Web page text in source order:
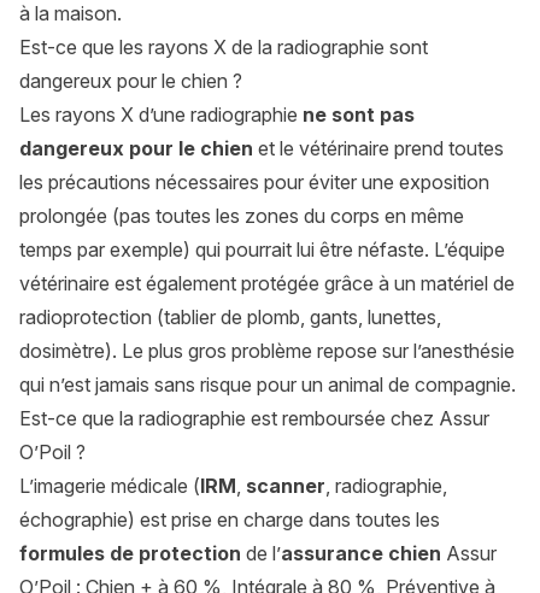
à la maison.
Est-ce que les rayons X de la radiographie sont
dangereux pour le chien ?
Les rayons X d’une radiographie ne sont pas
dangereux pour le chien et le vétérinaire prend toutes
les précautions nécessaires pour éviter une exposition
prolongée (pas toutes les zones du corps en même
temps par exemple) qui pourrait lui être néfaste. L’équipe
vétérinaire est également protégée grâce à un matériel de
radioprotection (tablier de plomb, gants, lunettes,
dosimètre). Le plus gros problème repose sur l’anesthésie
qui n’est jamais sans risque pour un animal de compagnie.
Est-ce que la radiographie est remboursée chez Assur
O’Poil ?
L’imagerie médicale (IRM, scanner, radiographie,
échographie) est prise en charge dans toutes les
formules de protection de l’assurance chien Assur
O’Poil : Chien + à 60 %, Intégrale à 80 %, Préventive à